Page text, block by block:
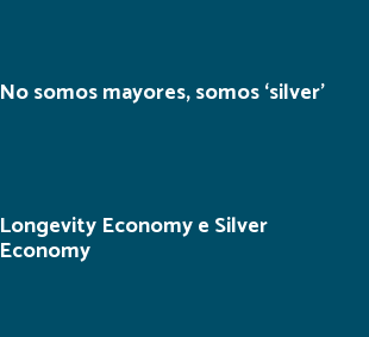
No somos mayores, somos ‘silver’
Longevity Economy e Silver
Economy